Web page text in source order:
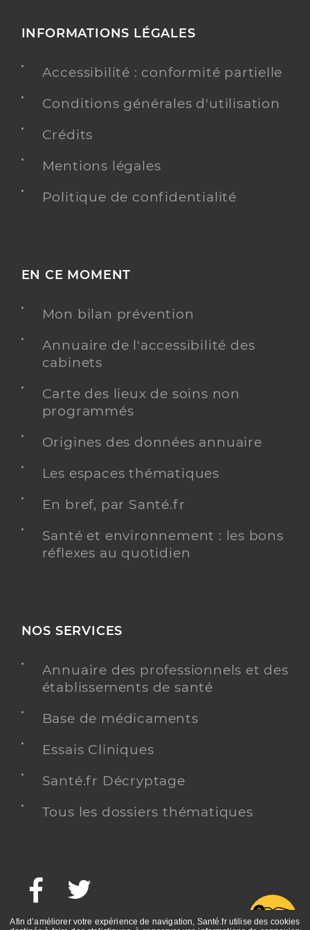
INFORMATIONS LÉGALES
Accessibilité : conformité partielle
Conditions générales d'utilisation
Crédits
Mentions légales
Politique de confidentialité
EN CE MOMENT
Mon bilan prévention
Annuaire de l'accessibilité des
cabinets
Carte des lieux de soins non
programmés
Origines des données annuaire
Les espaces thématiques
En bref, par Santé.fr
Santé et environnement : les bons
réflexes au quotidien
NOS SERVICES
Annuaire des professionnels et des
établissements de santé
Base de médicaments
Essais Cliniques
Santé.fr Décryptage
Tous les dossiers thématiques
Facebook
Afin d’améliorer votre expérience de navigation, Santé.fr utilise des cookies